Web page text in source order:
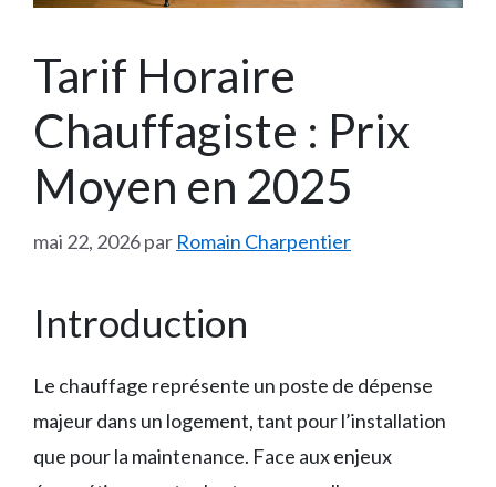
Tarif Horaire
Chauffagiste : Prix
Moyen en 2025
mai 22, 2026par Romain Charpentier
Introduction
Le chauffage représente un poste de dépense
majeur dans un logement, tant pour l’installation
que pour la maintenance. Face aux enjeux